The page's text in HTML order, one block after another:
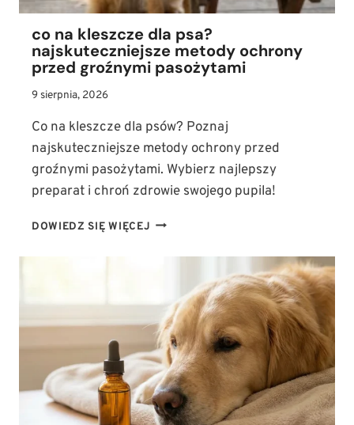
co na kleszcze dla psa?
najskuteczniejsze metody ochrony
przed groźnymi pasożytami
9 sierpnia, 2026
Co na kleszcze dla psów? Poznaj
najskuteczniejsze metody ochrony przed
groźnymi pasożytami. Wybierz najlepszy
preparat i chroń zdrowie swojego pupila!
DOWIEDZ SIĘ WIĘCEJ CO
KLESZCZE
NAJSKUTECZNIEJSZE
METODY
OCHRONY
PRZED
GROŹNYMI
PASOŻYTAMI